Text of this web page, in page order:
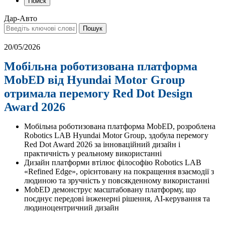
Дар-Авто
20/05/2026
Мобільна роботизована платформа
MobED від Hyundai Motor Group
отримала перемогу Red Dot Design
Award 2026
Мобільна роботизована платформа MobED, розроблена
Robotics LAB Hyundai Motor Group, здобула перемогу
Red Dot Award 2026 за інноваційний дизайн і
практичність у реальному використанні
Дизайн платформи втілює філософію Robotics LAB
«Refined Edge», орієнтовану на покращення взаємодії з
людиною та зручність у повсякденному використанні
MobED демонструє масштабовану платформу, що
поєднує передові інженерні рішення, AI-керування та
людиноцентричний дизайн